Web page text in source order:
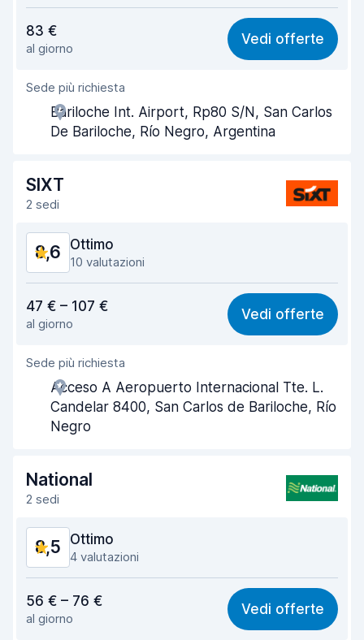
8,2
Facile da trovare 9,1
Gentilezza degli agenti
Rapidità del ritiro
Pulizia del veicolo 9,1
Condizioni dell'auto
83 €
al giorno
Vedi offerte
Sede più richiesta
Bariloche Int. Airport, Rp80 S/N, San Carlos
De Bariloche, Río Negro, Argentina
SIXT
2 sedi
8,6 Ottimo
10 valutazioni
8,4
Facile da trovare 8,5
Gentilezza degli agenti
Rapidità del ritiro 8,4
Rapidità della riconsegna
Pulizia del veicolo 9,0
Condizioni dell'auto
47 € – 107 €
al giorno
Vedi offerte
Sede più richiesta
Acceso A Aeropuerto Internacional Tte. L.
Candelar 8400, San Carlos de Bariloche, Río
Negro
National
2 sedi
8,5 Ottimo
4 valutazioni
8,4
Facile da trovare 8,4
56 € – 76 €
al giorno
Vedi offerte